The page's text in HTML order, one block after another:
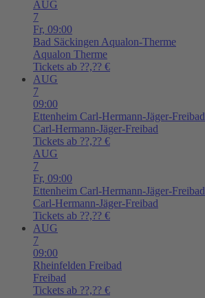
AUG
7
Fr, 09:00
Bad Säckingen Aqualon-Therme
Aqualon Therme
Tickets ab ??,?? €
AUG
7
09:00
Ettenheim Carl-Hermann-Jäger-Freibad
Carl-Hermann-Jäger-Freibad
Tickets ab ??,?? €
AUG
7
Fr, 09:00
Ettenheim Carl-Hermann-Jäger-Freibad
Carl-Hermann-Jäger-Freibad
Tickets ab ??,?? €
AUG
7
09:00
Rheinfelden Freibad
Freibad
Tickets ab ??,?? €